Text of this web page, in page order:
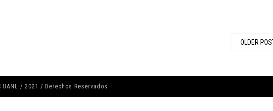
OLDER
UANL / 2021 / Derechos Reservados